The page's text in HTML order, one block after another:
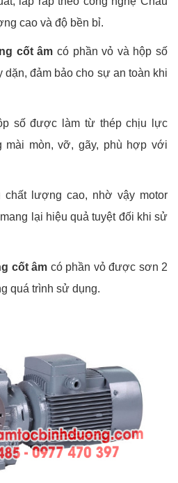
cao và độ bền bỉ.
cốt âm có phần vỏ và hộp số
đảm bảo cho sự an toàn khi
số được làm từ thép chịu lực
mài mòn, vỡ, gãy, phù hợp với
lượng cao, nhờ vậy motor
lại hiệu quả tuyệt đối khi sử
cốt âm có phần vỏ được sơn 2
quá trình sử dụng.